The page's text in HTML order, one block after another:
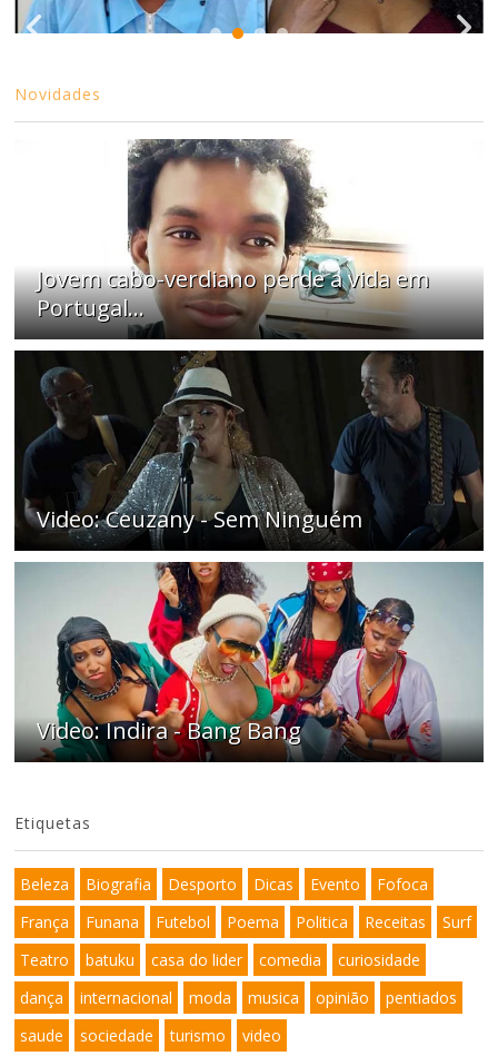
Novidades
Jovem cabo-verdiano perde a vida em
Portugal...
Video: Ceuzany - Sem Ninguém
Video: Indira - Bang Bang
Etiquetas
Beleza Biografia Desporto Dicas Evento
Fofoca
França
Funana Futebol Poema Politica Receitas
Surf
Teatro
batuku casa do lider comedia
curiosidade
dança
internacional moda musica opinião
pentiados
saude
sociedade turismo video